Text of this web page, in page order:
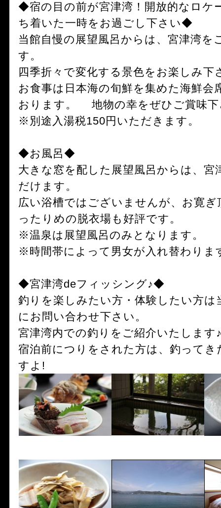
◆宿の目の前が宮津湾！開放的なロケ
ち着いた一時をお過ごし下さい◆
当館自慢の展望風呂からは、宮津湾を
す。
四季折々で変化する景色をお楽しみ下
お食事は日本海の旬鮮を集めた海鮮会
おります。 地物の幸をぜひご賞味下
※別途入湯税150円いただきます。
◆お風呂◆
大きな窓を配した展望風呂からは、宮
だけます。
広い浴槽ではございませんが、お寛
ったりめの脱衣場も好評です。
※温泉は展望風呂のみとなります。
※時間帯によって男女が入れ替わりま
◆宮津湾deフィッシング♪◆
釣りを楽しみたい方・体験したい方は
にお問い合わせ下さい。
宮津湾内での釣りをご紹介いたします
宿泊前につりをされた方は、釣ってき
すよ!